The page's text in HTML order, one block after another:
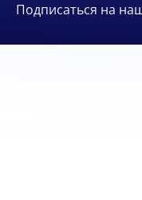
Подписаться на